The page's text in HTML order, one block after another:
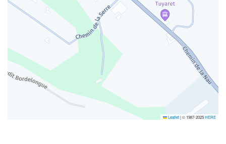
Leaflet|© 1987-2025HERE